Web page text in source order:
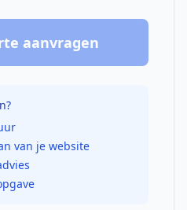
aanvragen
van je website